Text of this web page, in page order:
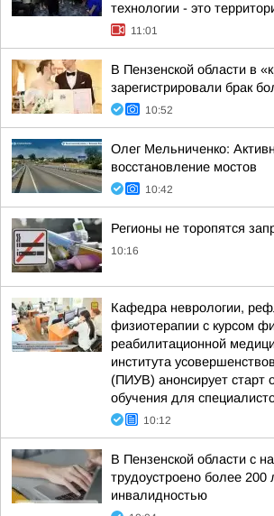
технологии - это
11:01
В Пензенской области в
зарегистрировали брак
10:52
Олег Мельниченко:
восстановление мостов
10:42
Регионы не торопятся
10:16
Кафедра неврологии,
физиотерапии с курсом
реабилитационной
института
(ПИУВ) анонсирует старт
обучения для
10:12
В Пензенской области с
трудоустроено более 200
инвалидностью